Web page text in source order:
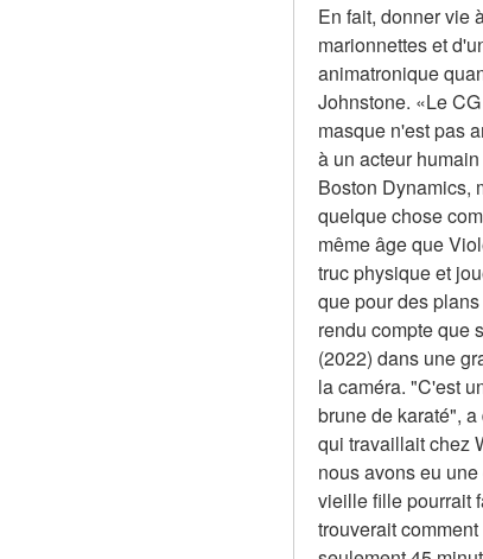
En fait, donner vie
marionnettes et
animatronique
Johnstone. «Le
masque n'est pas
à un acteur
Boston Dynamics,
quelque chose
même âge que
truc physique et
que pour des
rendu compte que
(2022) dans une
la caméra. "C'est
brune de karaté",
qui travaillait chez
nous avons eu
vieille fille pourrait
trouverait